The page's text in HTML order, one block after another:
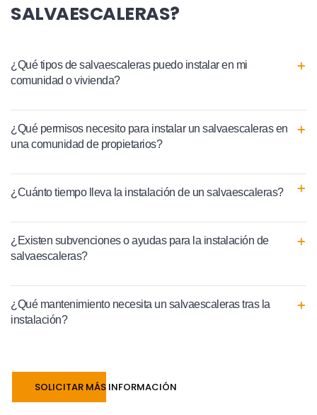
SALVAESCALERAS?
¿Qué tipos de salvaescaleras puedo instalar en mi
comunidad o vivienda?
¿Qué permisos necesito para instalar un salvaescaleras en
una comunidad de propietarios?
¿Cuánto tiempo lleva la instalación de un salvaescaleras?
¿Existen subvenciones o ayudas para la instalación de
salvaescaleras?
¿Qué mantenimiento necesita un salvaescaleras tras la
instalación?
SOLICITAR MÁS INFORMACIÓN